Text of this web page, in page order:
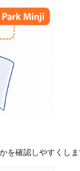
確認しやすくし